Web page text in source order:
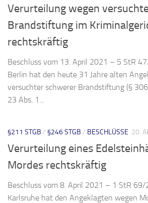
Verurteilung wegen
Brandstiftung im
rechtskräftig
Beschluss vom 13. April 2021 – 5 StR
Berlin hat den heute 31 Jahre alten
versuchter schwerer Brandstiftung (§
23 Abs. 1...
§211 STGB / §246 STGB / BESCHLÜSSE 20.
Verurteilung eines
Mordes rechtskräftig
Beschluss vom 8. April 2021 – 1 StR 69/
Karlsruhe hat den Angeklagten wegen